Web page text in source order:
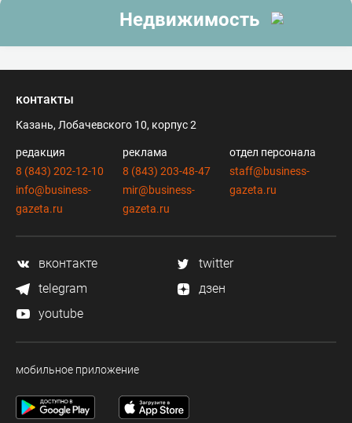
Недвижимость
контакты
Казань, Лобачевского 10, корпус 2
редакция
8 (843) 202-12-10
info@business-
gazeta.ru
реклама
8 (843) 203-48-47
mir@business-
gazeta.ru
отдел персонала
staff@business-
gazeta.ru
вконтакте
twitter
telegram
дзен
youtube
мобильное приложение